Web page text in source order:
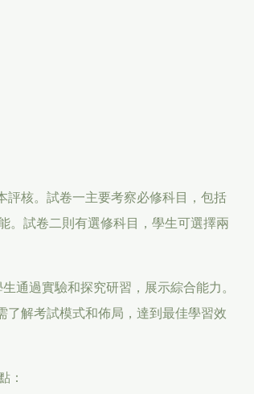
評核。試卷一主要考察必修科目，包括
。試卷二則有選修科目，學生可選擇兩
通過實驗和探究研習，展示綜合能力。
了解考試模式和佈局，達到最佳學習效
：